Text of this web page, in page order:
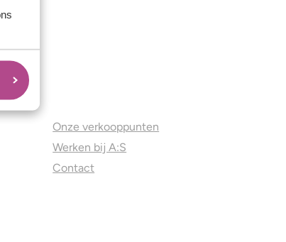
Onze verkooppunten
Werken bij A:S
Contact